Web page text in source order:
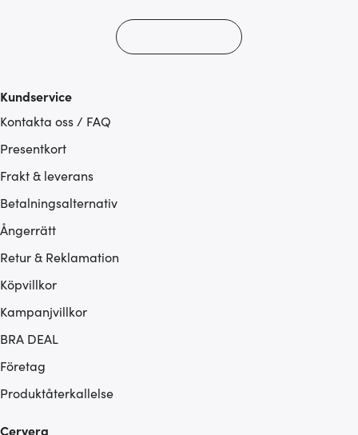
Kundservice
Kontakta oss / FAQ
Presentkort
Frakt & leverans
Betalningsalternativ
Ångerrätt
Retur & Reklamation
Köpvillkor
Kampanjvillkor
BRA DEAL
Företag
Produktåterkallelse
Cervera